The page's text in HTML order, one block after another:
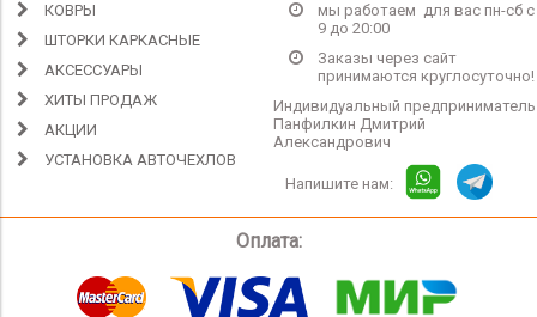
КОВРЫ
ШТОРКИ КАРКАСНЫЕ
АКСЕССУАРЫ
ХИТЫ ПРОДАЖ
АКЦИИ
УСТАНОВКА АВТОЧЕХЛОВ
мы работаем для вас пн-сб с
9 до 20:00
Заказы через сайт
принимаются круглосуточно!
Индивидуальный предприниматель
Панфилкин Дмитрий
Александрович
Напишите нам:
Оплата: